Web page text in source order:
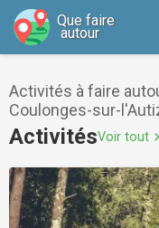
Que faire
autour
Activités à faire
Coulonges-sur-
ActivitésVoir tout chevron_right